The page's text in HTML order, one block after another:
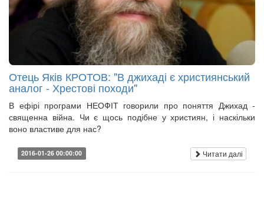
Отець Яків КРОТОВ: "В джихаді є християнський
аналог - Хрестові походи"
В ефірі програми НЕОФІТ говорили про поняття Джихад -
священна війна. Чи є щось подібне у християн, і наскільки
воно властиве для нас?
2016-01-26 00:00:00 Читати далі